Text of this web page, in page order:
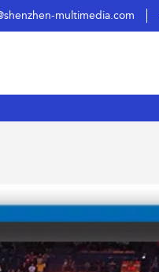
multimedia.com